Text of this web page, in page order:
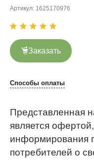
Артикул: 1625170976
Заказать
Способы оплаты
Представленная
является
информирования
потребителей о